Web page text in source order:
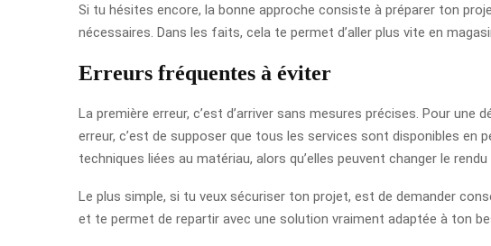
Si tu hésites encore, la bonne approche consiste à préparer ton
nécessaires. Dans les faits, cela te permet d’aller plus vite en
Erreurs fréquentes à éviter
La première erreur, c’est d’arriver sans mesures précises. Pour
erreur, c’est de supposer que tous les services sont disponibles en
techniques liées au matériau, alors qu’elles peuvent changer le rendu
Le plus simple, si tu veux sécuriser ton projet, est de demander
et te permet de repartir avec une solution vraiment adaptée à ton